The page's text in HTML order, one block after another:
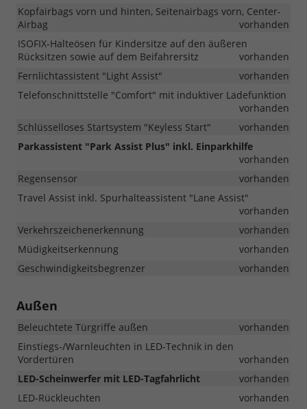
Kopfairbags vorn und hinten, Seitenairbags vorn, Center-
Airbag
vorhanden
ISOFIX-Halteösen für Kindersitze auf den äußeren
Rücksitzen sowie auf dem Beifahrersitz
vorhanden
Fernlichtassistent "Light Assist"
vorhanden
Telefonschnittstelle "Comfort" mit induktiver Ladefunktion
vorhanden
Schlüsselloses Startsystem "Keyless Start"
vorhanden
Parkassistent "Park Assist Plus" inkl. Einparkhilfe
vorhanden
Regensensor
vorhanden
Travel Assist inkl. Spurhalteassistent "Lane Assist"
vorhanden
Verkehrszeichenerkennung
vorhanden
Müdigkeitserkennung
vorhanden
Geschwindigkeitsbegrenzer
vorhanden
Außen
Beleuchtete Türgriffe außen
vorhanden
Einstiegs-/Warnleuchten in LED-Technik in den
Vordertüren
vorhanden
LED-Scheinwerfer mit LED-Tagfahrlicht
vorhanden
LED-Rückleuchten
vorhanden